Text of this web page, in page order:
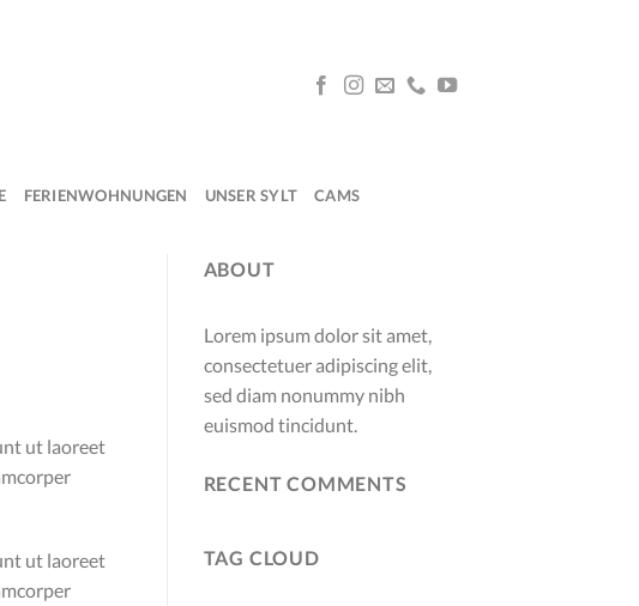
FERIENWOHNUNGEN UNSER SYLT CAMS
ut laoreet
ut laoreet
ABOUT
Lorem ipsum dolor sit amet,
consectetuer adipiscing elit,
sed diam nonummy nibh
euismod tincidunt.
RECENT COMMENTS
TAG CLOUD